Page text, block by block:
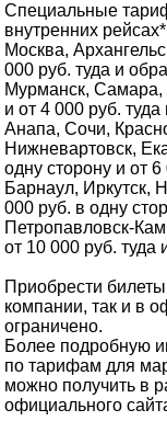
Специальные
внутренних
Москва,
000 руб. туда и
Мурманск, Самара,
и от 4 000 руб. туда
Анапа, Сочи,
Нижневартовск,
одну сторону и от
Барнаул, Иркутск,
000 руб. в одну
Петропавловск-
от 10 000 руб. туда
Приобрести
компании, так и в
ограничено.
Более подробную
по тарифам для
можно получить в
официального